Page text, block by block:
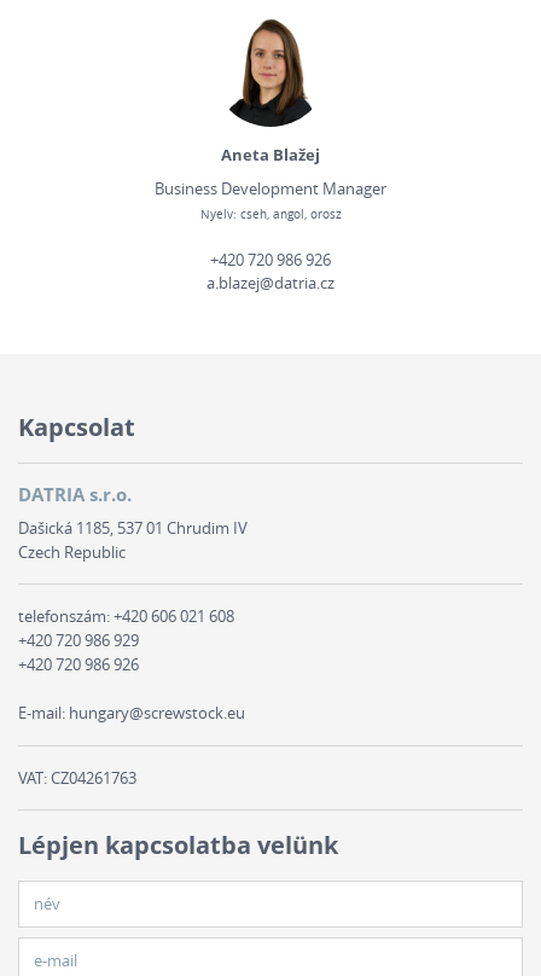
Aneta Blažej
Business Development Manager
Nyelv: cseh, angol, orosz
+420 720 986 926
a.blazej@datria.cz
Kapcsolat
DATRIA s.r.o.
Dašická 1185, 537 01 Chrudim IV
Czech Republic
telefonszám:+420 606 021 608
+420 720 986 929
+420 720 986 926
E-mail: hungary@screwstock.eu
VAT: CZ04261763
Lépjen kapcsolatba velünk
név
e-mail